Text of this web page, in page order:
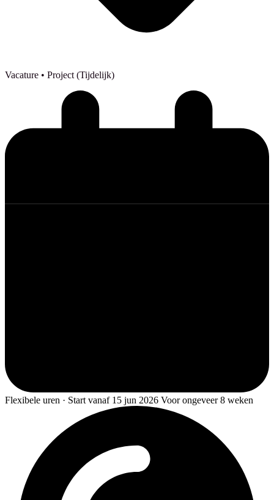
Vacature • Project (Tijdelijk)
Flexibele uren · Start vanaf 15 jun 2026 Voor ongeveer 8 weken